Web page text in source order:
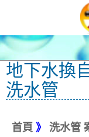
地下水換
洗水管
首頁 》 洗水管